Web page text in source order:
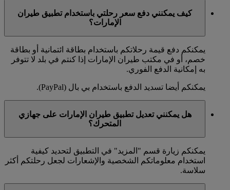
كيف يمكنني دفع سعر رحلتي باستخدام تطبيق طيران
الإمارات؟
يمكنكم دفع قيمة رحلاتكم باستخدام بطاقة ائتمانية أو بطاقة
خصم، أو في مكتب طيران الإمارات إذا كنتم في بلد لا تتوفر
به إمكانية الدفع الفوري.
يمكنكم أيضا تسديد الدفع باستخدام بي بال (PayPal).
هل يمكنني تعديل تطبيق طيران الإمارات على جهازي
المتحرك؟
يمكنكم زيارة قسم "المزيد" في التطبيق لتحديد كيفية
استخدام معلوماتكم الشخصية والإشعارات لجعل رحلتكم أكثر
سلاسة.